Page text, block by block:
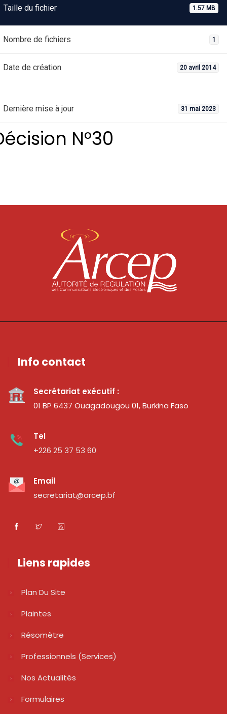
Taille du fichier 1.57 MB
Nombre de fichiers 1
Date de création 20 avril 2014
Dernière mise à jour 31 mai 2023
N°30
Info contact
Secrétariat exécutif :
01 BP 6437 Ouagadougou 01, Burkina Faso
Tel
+226 25 37 53 60
Email
secretariat@arcep.bf
Liens rapides
Plan Du Site
Plaintes
Résomètre
Professionnels (services)
Nos Actualités
Formulaires